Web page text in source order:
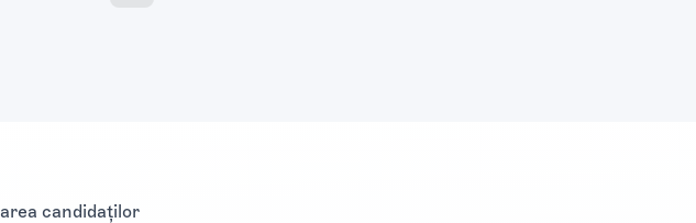
candidaților